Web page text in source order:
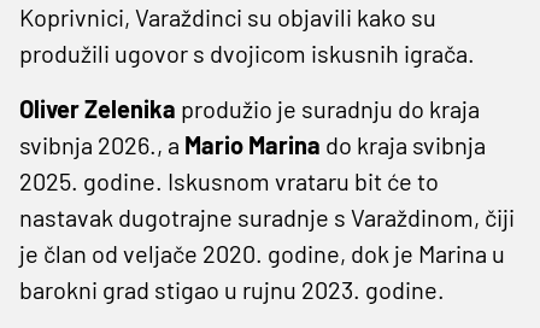
Koprivnici, Varaždinci su objavili kako su
produžili ugovor s dvojicom iskusnih igrača.
Oliver Zelenika produžio je suradnju do kraja
svibnja 2026., a Mario Marina do kraja svibnja
2025. godine. Iskusnom vrataru bit će to
nastavak dugotrajne suradnje s Varaždinom, čiji
je član od veljače 2020. godine, dok je Marina u
barokni grad stigao u rujnu 2023. godine.